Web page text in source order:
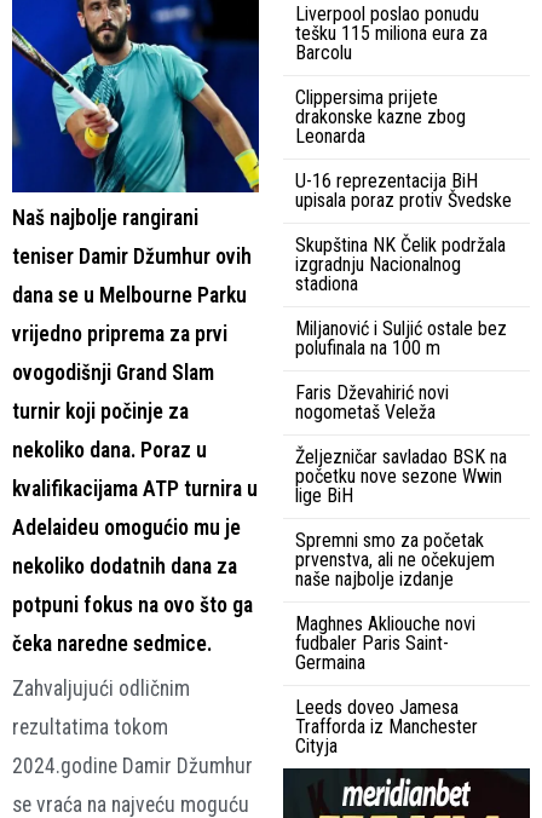
Naš najbolje rangirani
teniser Damir Džumhur ovih
dana se u Melbourne Parku
vrijedno priprema za prvi
ovogodišnji Grand Slam
turnir koji počinje za
nekoliko dana. Poraz u
kvalifikacijama ATP turnira u
Adelaideu omogućio mu je
nekoliko dodatnih dana za
potpuni fokus na ovo što ga
čeka naredne sedmice.
Zahvaljujući odličnim
rezultatima tokom
2024.godine Damir Džumhur
se vraća na najveću moguću
Liverpool poslao ponudu
tešku 115 miliona eura za
Barcolu
Clippersima prijete
drakonske kazne zbog
Leonarda
U-16 reprezentacija BiH
upisala poraz protiv Švedske
Skupština NK Čelik podržala
izgradnju Nacionalnog
stadiona
Miljanović i Suljić ostale bez
polufinala na 100 m
Faris Dževahirić novi
nogometaš Veleža
Željezničar savladao BSK na
početku nove sezone Wwin
lige BiH
Spremni smo za početak
prvenstva, ali ne očekujem
naše najbolje izdanje
Maghnes Akliouche novi
fudbaler Paris Saint-
Germaina
Leeds doveo Jamesa
Trafforda iz Manchester
Cityja